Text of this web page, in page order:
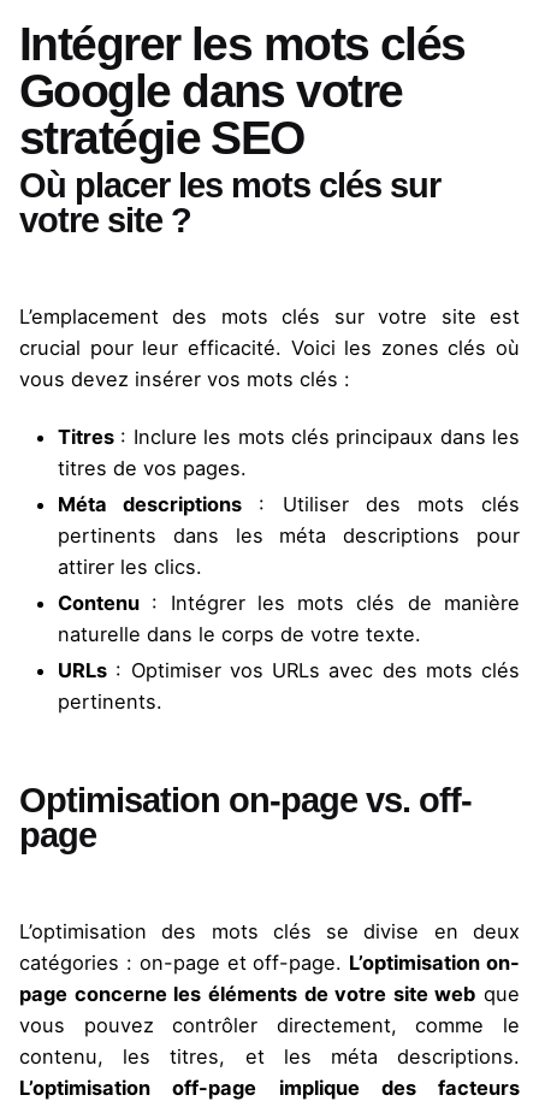
Intégrer les mots clés
Google dans votre
stratégie SEO
Où placer les mots clés sur
votre site ?
L’emplacement des mots clés sur votre site est
crucial pour leur efficacité. Voici les zones clés où
vous devez insérer vos mots clés :
Titres : Inclure les mots clés principaux dans les
titres de vos pages.
Méta descriptions : Utiliser des mots clés
pertinents dans les méta descriptions pour
attirer les clics.
Contenu : Intégrer les mots clés de manière
naturelle dans le corps de votre texte.
URLs : Optimiser vos URLs avec des mots clés
pertinents.
Optimisation on-page vs. off-
page
L’optimisation des mots clés se divise en deux
catégories : on-page et off-page. L’optimisation on-
page concerne les éléments de votre site web que
vous pouvez contrôler directement, comme le
contenu, les titres, et les méta descriptions.
L’optimisation off-page implique des facteurs